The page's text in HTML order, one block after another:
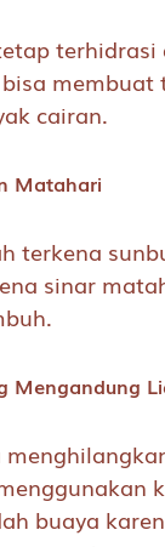
terhidrasi
membuat
cairan.
Matahari
terkena
sinar
Mengandung
buaya